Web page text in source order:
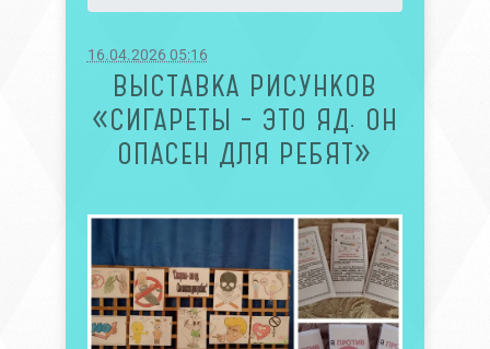
16.04.2026 05:16
ВЫСТАВКА РИСУНКОВ
«СИГАРЕТЫ – ЭТО ЯД. ОН
ОПАСЕН ДЛЯ РЕБЯТ»